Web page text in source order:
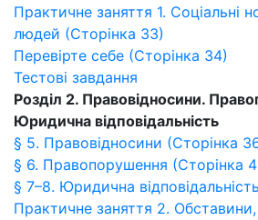
Практичне заняття 1. Соціальні
людей (Сторінка 33)
Перевірте себе (Сторінка 34)
Тестові завдання
Розділ 2. Правовідносини.
Юридична відповідальність
§ 5. Правовідносини (Сторінка
§ 6. Правопорушення (Сторінка
§ 7–8. Юридична
Практичне заняття 2.